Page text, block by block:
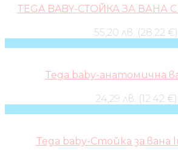
TEGA BABY-СТОЙКА ЗА ВАНА
55,20 лв. (28.22 €)
Tega baby-анатомична
24,29 лв. (12.42 €)
Tega baby-Стойка за вана